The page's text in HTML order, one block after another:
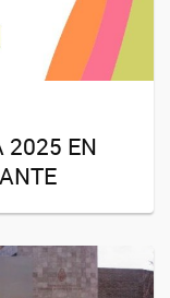
2025 EN